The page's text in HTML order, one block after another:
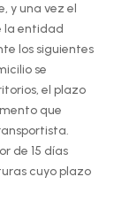
y una vez el
la entidad
los siguientes
se
el plazo
que
de 15 días
cuyo plazo